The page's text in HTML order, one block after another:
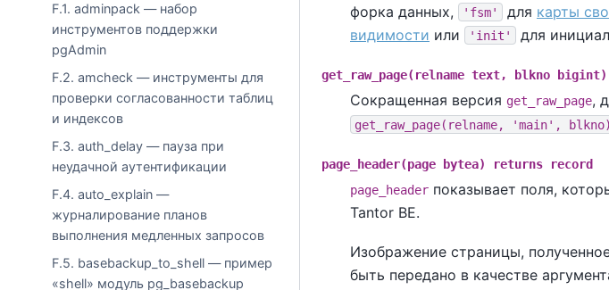
F.1. adminpack — набор
инструментов поддержки
pgAdmin
F.2. amcheck — инструменты для
проверки согласованности таблиц
и индексов
F.3. auth_delay — пауза при
неудачной аутентификации
F.4. auto_explain —
журналирование планов
выполнения медленных запросов
F.5. basebackup_to_shell — пример
«shell» модуль pg_basebackup
форка данных,
'fsm' для карты
видимости или 'init' для
get_raw_page(relname text, blkno
Сокращенная версия get_raw_page,
get_raw_page(relname, 'main', blkno)
page_header(page bytea) returns record
page_header показывает поля,
Tantor BE.
Изображение страницы,
быть передано в качестве